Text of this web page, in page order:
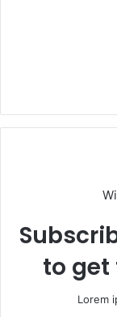
to get
Lorem